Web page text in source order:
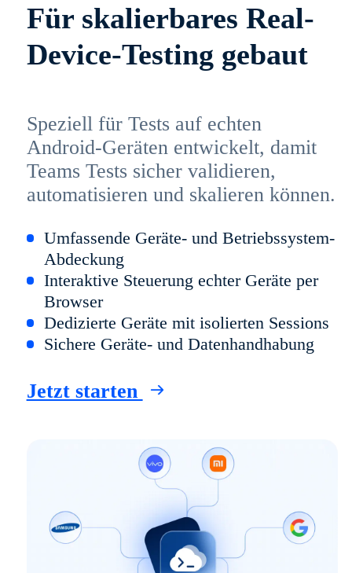
Für skalierbares Real-
Device-Testing gebaut
Speziell für Tests auf echten
Android-Geräten entwickelt, damit
Teams Tests sicher validieren,
automatisieren und skalieren können.
Umfassende Geräte- und Betriebssystem-
Abdeckung
Interaktive Steuerung echter Geräte per
Browser
Dedizierte Geräte mit isolierten Sessions
Sichere Geräte- und Datenhandhabung
Jetzt starten